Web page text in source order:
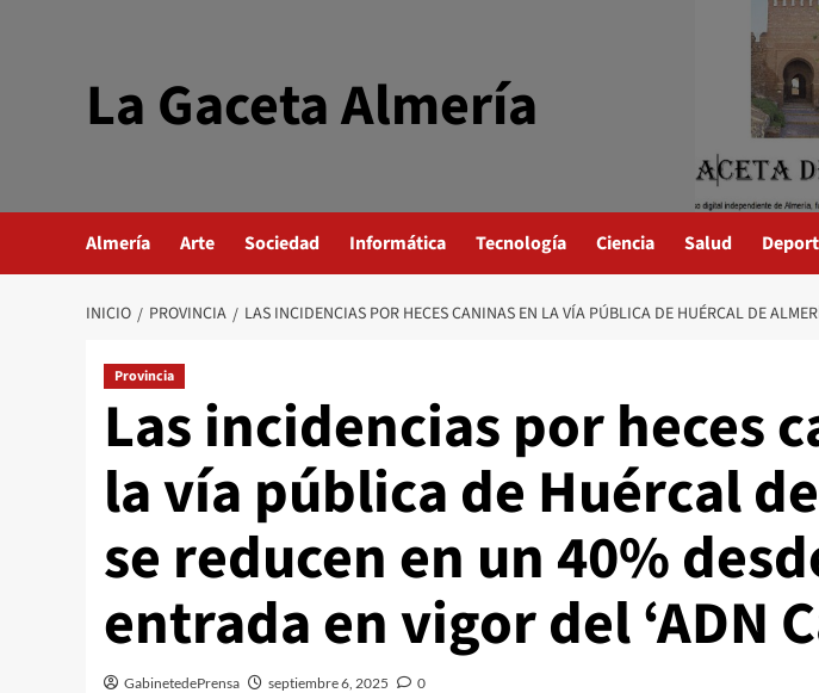
La Gaceta Almería
Almería Arte Sociedad Informática Tecnología Ciencia Salud
INICIO PROVINCIA LAS INCIDENCIAS POR HECES CANINAS EN LA VÍA PÚBLICA DE HUÉRCAL DE
Provincia
Las incidencias por heces
la vía pública de Huércal
se reducen en un 40%
entrada en vigor del ‘ADN
GabinetedePrensa septiembre 6, 2025 0